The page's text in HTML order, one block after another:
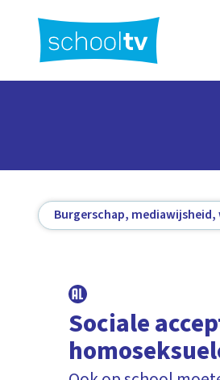
hoofdinhoud
Burgerschap,
Sociale